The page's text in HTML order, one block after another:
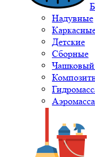
Надувные
Детские
Сборные
Чашковый